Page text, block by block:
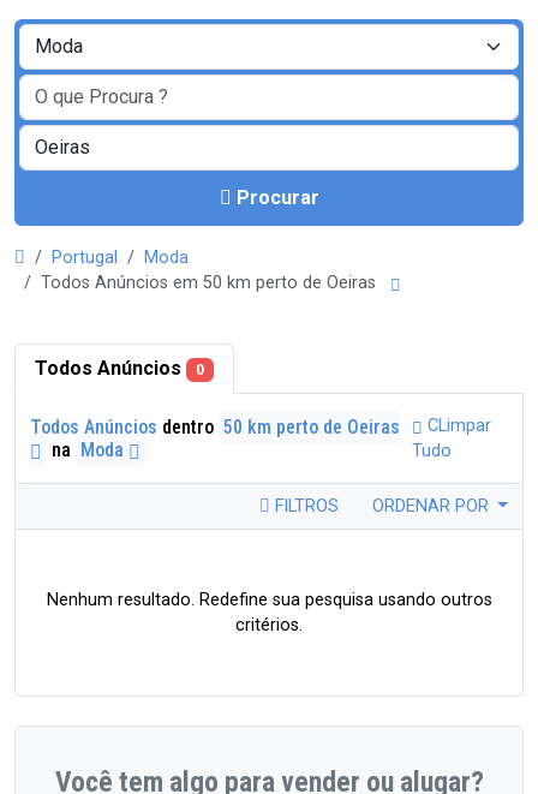
Procurar
Portugal
Moda
Todos Anúncios em 50 km perto de Oeiras
Todos Anúncios 0
Todos Anúncios dentro 50 km perto de Oeiras
na Moda
CLimpar
Tudo
FILTROS ORDENAR POR
Nenhum resultado. Redefine sua pesquisa usando outros
critérios.
Você tem algo para vender ou alugar?